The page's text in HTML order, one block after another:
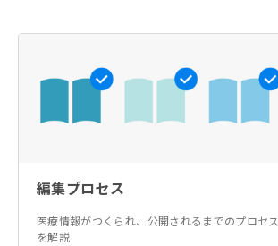
編集プロセス
医療情報がつくられ、公開されるまでのプロセス
を解説